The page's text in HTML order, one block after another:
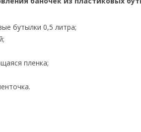
бутылки 0,5 литра;
пленка;